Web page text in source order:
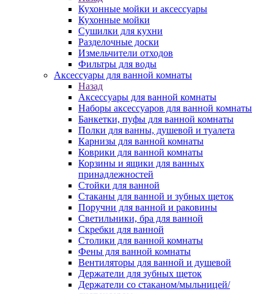
Кухонные мойки и аксессуары
Кухонные мойки
Сушилки для кухни
Разделочные доски
Измельчители отходов
Фильтры для воды
Аксессуары для ванной комнаты
Назад
Аксессуары для ванной комнаты
Наборы аксессуаров для ванной комнаты
Банкетки, пуфы для ванной комнаты
Полки для ванны, душевой и туалета
Карнизы для ванной комнаты
Коврики для ванной комнаты
Корзины и ящики для ванных
принадлежностей
Стойки для ванной
Стаканы для ванной и зубных щеток
Поручни для ванной и раковины
Светильники, бра для ванной
Скребки для ванной
Столики для ванной комнаты
Фены для ванной комнаты
Вентиляторы для ванной и душевой
Держатели для зубных щеток
Держатели со стаканом/мыльницей/